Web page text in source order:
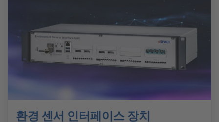
환경 센서 인터페이스 장치